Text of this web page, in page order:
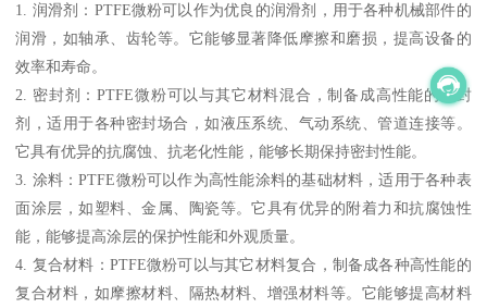
1. 润滑剂：PTFE微粉可以作为优良的润滑剂，用于各种机械部件的
润滑，如轴承、齿轮等。它能够显著降低摩擦和磨损，提高设备的
效率和寿命。
2. 密封剂：PTFE微粉可以与其它材料混合，制备成高性能的密封
剂，适用于各种密封场合，如液压系统、气动系统、管道连接等。
它具有优异的抗腐蚀、抗老化性能，能够长期保持密封性能。
3. 涂料：PTFE微粉可以作为高性能涂料的基础材料，适用于各种表
面涂层，如塑料、金属、陶瓷等。它具有优异的附着力和抗腐蚀性
能，能够提高涂层的保护性能和外观质量。
4. 复合材料：PTFE微粉可以与其它材料复合，制备成各种高性能的
复合材料，如摩擦材料、隔热材料、增强材料等。它能够提高材料